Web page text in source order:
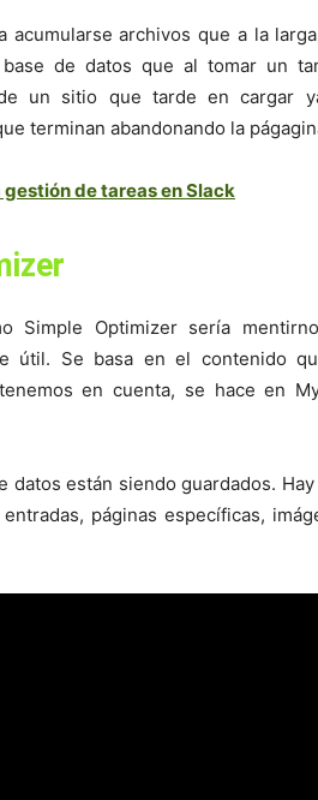
archivos que a la
de datos que al tomar un
un sitio que tarde en cargar
terminan abandonando la
de tareas en Slack
Simple Optimizer sería
útil. Se basa en el contenido
en cuenta, se hace en
están siendo guardados. Hay
páginas específicas,